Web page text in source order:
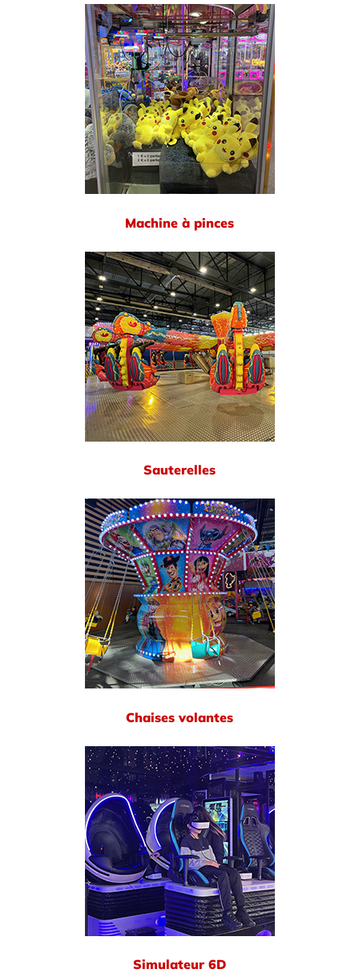
Machine à pinces
Sauterelles
Chaises volantes
Simulateur 6D